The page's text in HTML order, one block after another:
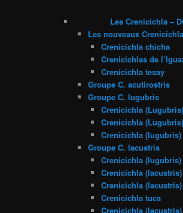
Les Crenicichla –
Les nouveaux
Crenicichla chicha
Crenicichlas de
Crenicichla tesay
Groupe C. acutirostris
Groupe C. lugubris
Crenicichla
Crenicichla
Crenicichla (lugubris)
Groupe C. lacustris
Crenicichla (lugubris)
Crenicichla
Crenicichla
Crenicichla tuca
Crenicichla